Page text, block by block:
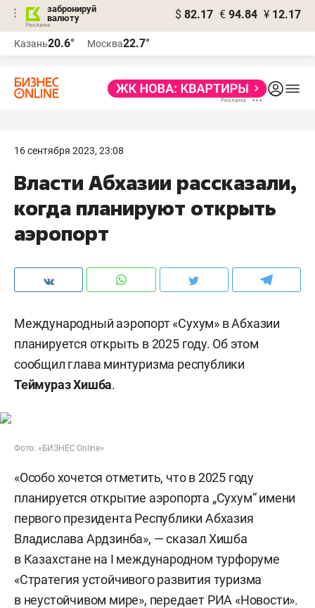
забронируй
валюту
$ 82.17 € 94.84 ¥ 12.17
Казань20.6° Москва22.7°
16 сентября 2023, 23:08
Власти Абхазии рассказали,
когда планируют открыть
аэропорт
Международный аэропорт «Сухум» в Абхазии
планируется открыть в 2025 году. Об этом
сообщил глава минтуризма республики
Теймураз Хишба.
Фото: «БИЗНЕС Online»
«Особо хочется отметить, что в 2025 году
планируется открытие аэропорта „Сухум“ имени
первого президента Республики Абхазия
Владислава Ардзинба», — сказал Хишба
в Казахстане на I международном турфоруме
«Стратегия устойчивого развития туризма
в неустойчивом мире», передает РИА «Новости».